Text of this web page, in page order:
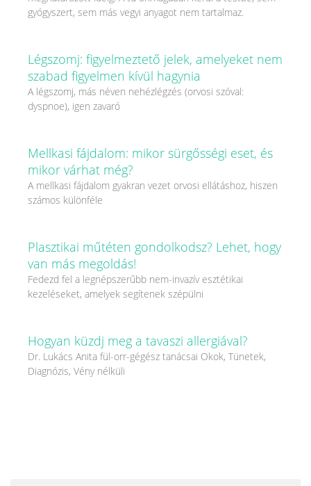
gyógyszert, sem más vegyi anyagot nem tartalmaz.
Légszomj: figyelmeztető jelek, amelyeket nem
szabad figyelmen kívül hagynia
A légszomj, más néven nehézlégzés (orvosi szóval:
dyspnoe), igen zavaró
Mellkasi fájdalom: mikor sürgősségi eset, és
mikor várhat még?
A mellkasi fájdalom gyakran vezet orvosi ellátáshoz, hiszen
számos különféle
Plasztikai műtéten gondolkodsz? Lehet, hogy
van más megoldás!
Fedezd fel a legnépszerűbb nem-invazív esztétikai
kezeléseket, amelyek segítenek szépülni
Hogyan küzdj meg a tavaszi allergiával?
Dr. Lukács Anita fül-orr-gégész tanácsai Okok, Tünetek,
Diagnózis, Vény nélküli